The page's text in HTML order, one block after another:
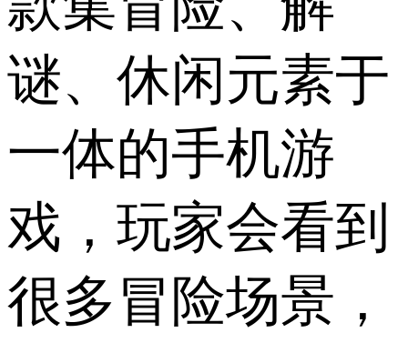
谜、休闲元素于
一体的手机游
戏，玩家会看到
很多冒险场景，